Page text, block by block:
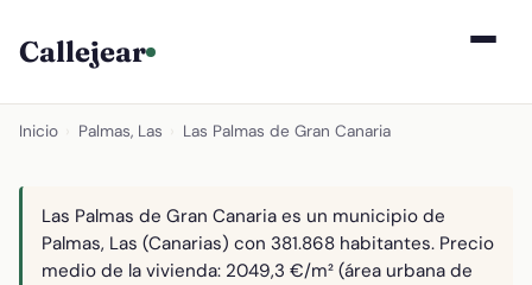
Callejear
Inicio Palmas, Las Las Palmas de Gran Canaria
Las Palmas de Gran Canaria es un municipio de
Palmas, Las (Canarias) con 381.868 habitantes. Precio
medio de la vivienda: 2049,3 €/m² (área urbana de